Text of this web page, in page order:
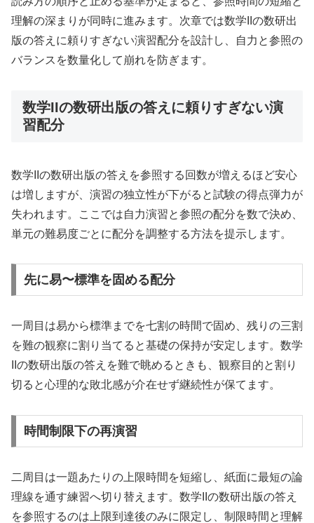
理解の深まりが同時に進みます。次章では数学IIの数研出
版の答えに頼りすぎない演習配分を設計し、自力と参照の
バランスを数量化して崩れを防ぎます。
数学IIの数研出版の答えに頼りすぎない演
習配分
数学IIの数研出版の答えを参照する回数が増えるほど安心
は増しますが、演習の独立性が下がると試験の得点弾力が
失われます。ここでは自力演習と参照の配分を数で決め、
単元の難易度ごとに配分を調整する方法を提示します。
先に易〜標準を固める配分
一周目は易から標準までを七割の時間で固め、残りの三割
を難の観察に割り当てると基礎の保持が安定します。数学
IIの数研出版の答えを難で眺めるときも、観察目的と割り
切ると心理的な敗北感が介在せず継続性が保てます。
時間制限下の再演習
二周目は一題あたりの上限時間を短縮し、紙面に最短の論
理線を通す練習へ切り替えます。数学IIの数研出版の答え
を参照するのは上限到達後のみに限定し、制限時間と理解